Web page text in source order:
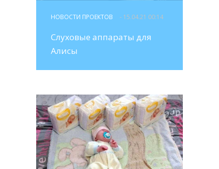
НОВОСТИ ПРОЕКТОВ - 15.04.21 00:14
Слуховые аппараты для
Алисы